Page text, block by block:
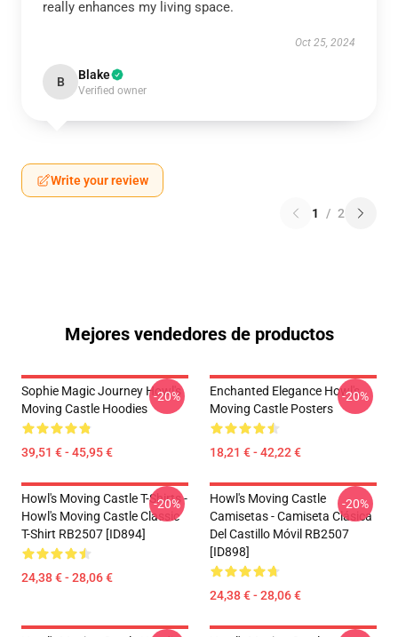
really enhances my living space.
Oct 25, 2024
B Blake
Verified owner
Write your review
1 / 2
Mejores vendedores de productos
Sophie Magic Journey Howl's
Moving Castle Hoodies
39,51 € - 45,95 €
-20%
Enchanted Elegance Howl's
Moving Castle Posters
18,21 € - 42,22 €
-20%
Howl's Moving Castle T-Shirts -
Howl's Moving Castle Classic
T-Shirt RB2507 [ID894]
24,38 € - 28,06 €
-20%
Howl's Moving Castle
Camisetas - Camiseta Clásica
Del Castillo Móvil RB2507
[ID898]
24,38 € - 28,06 €
-20%